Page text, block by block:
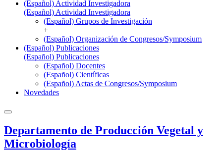
(Español) Actividad Investigadora
(Español) Actividad Investigadora
(Español) Grupos de Investigación
+
(Español) Organización de Congresos/Symposium
(Español) Publicaciones
(Español) Publicaciones
(Español) Docentes
(Español) Científicas
(Español) Actas de Congresos/Symposium
Novedades
Departamento de Producción Vegetal y
Microbiología